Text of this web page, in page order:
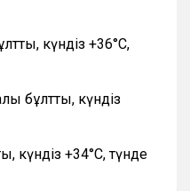
күндіз +36°С,
бұлтты, күндіз
күндіз +34°С, түнде